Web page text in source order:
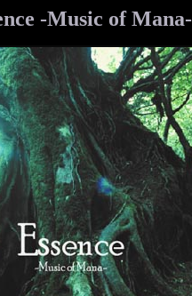
-Music of Mana-